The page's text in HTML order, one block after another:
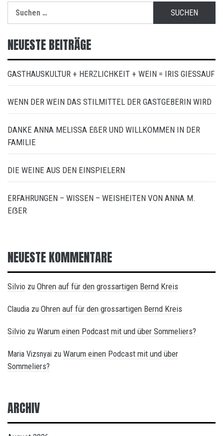
nach:
NEUESTE BEITRÄGE
GASTHAUSKULTUR + HERZLICHKEIT + WEIN = IRIS GIESSAUF
WENN DER WEIN DAS STILMITTEL DER GASTGEBERIN WIRD
DANKE ANNA MELISSA EßER UND WILLKOMMEN IN DER
FAMILIE
DIE WEINE AUS DEN EINSPIELERN
ERFAHRUNGEN – WISSEN – WEISHEITEN VON ANNA M.
EẞER
NEUESTE KOMMENTARE
Silvio zu Ohren auf für den grossartigen Bernd Kreis
Claudia zu Ohren auf für den grossartigen Bernd Kreis
Silvio zu Warum einen Podcast mit und über Sommeliers?
Maria Vizsnyai zu Warum einen Podcast mit und über
Sommeliers?
ARCHIV